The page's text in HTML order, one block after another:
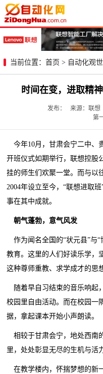
当前位置： 首页 > 自动化观
时间在变，进取精
发布： 来源：联想
第
今年10月，甘肃会宁二中、
开班仪式如期举行，联想控股
挂的师生们欢聚一堂。而与
2004年设立至今，“联想进取
事在其中成就。
朝气蓬勃，意气风发
作为闻名全国的“状元县”与
教育。这里的人们好读乐学，
这种尊师重教、求学成才的思
随着早自习结束的音乐响起
校园里自由活动。而在校园一
据，拿起课本开始小声朗读。
相较于甘肃会宁，地处西南
里，处处彰显无尽的生机与活
在教学楼内，怀揣梦想的新